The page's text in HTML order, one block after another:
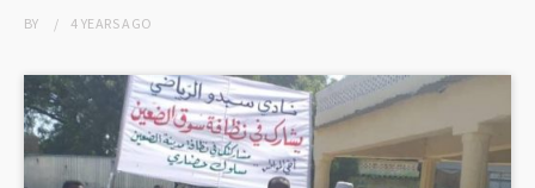
BY 4 YEARSAGO